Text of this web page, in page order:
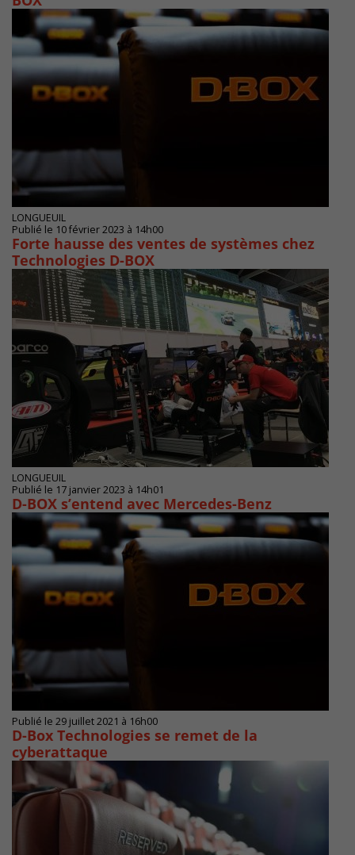
LONGUEUIL
Publié le 10 février 2023 à 14h00
Forte hausse des ventes de systèmes chez
Technologies D-BOX
LONGUEUIL
Publié le 17 janvier 2023 à 14h01
D-BOX s’entend avec Mercedes-Benz
Publié le 29 juillet 2021 à 16h00
D-Box Technologies se remet de la
cyberattaque